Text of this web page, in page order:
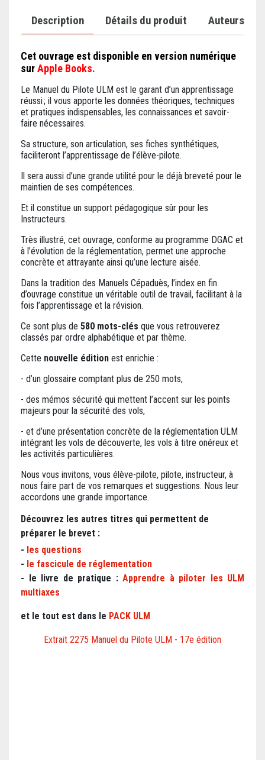
Description Détails du produit Auteurs
Cet ouvrage est disponible en version numérique
surApple Books.
Le Manuel du Pilote ULM est le garant d’un apprentissage
réussi ; il vous apporte les données théoriques, techniques
et pratiques indispensables, les connaissances et savoir-
faire nécessaires.
Sa structure, son articulation, ses fiches synthétiques,
faciliteront l’apprentissage de l’élève-pilote.
Il sera aussi d’une grande utilité pour le déjà breveté pour le
maintien de ses compétences.
Et il constitue un support pédagogique sûr pour les
Instructeurs.
Très illustré, cet ouvrage, conforme au programme DGAC et
à l’évolution de la réglementation, permet une approche
concrète et attrayante ainsi qu’une lecture aisée.
Dans la tradition des Manuels Cépaduès, l’index en fin
d’ouvrage constitue un véritable outil de travail, facilitant à la
fois l’apprentissage et la révision.
Ce sont plus de 580 mots-clés que vous retrouverez
classés par ordre alphabétique et par thème.
Cette nouvelle édition est enrichie :
- d’un glossaire comptant plus de 250 mots,
- des mémos sécurité qui mettent l’accent sur les points
majeurs pour la sécurité des vols,
- et d’une présentation concrète de la réglementation ULM
intégrant les vols de découverte, les vols à titre onéreux et
les activités particulières.
Nous vous invitons, vous élève-pilote, pilote, instructeur, à
nous faire part de vos remarques et suggestions. Nous leur
accordons une grande importance.
Découvrez les autres titres qui permettent de
préparer le brevet :
- les questions
- le fascicule de réglementation
- le livre de pratique : Apprendre à piloter les ULM
multiaxes
et le tout est dans le PACK ULM
Extrait 2275 Manuel du Pilote ULM - 17e édition